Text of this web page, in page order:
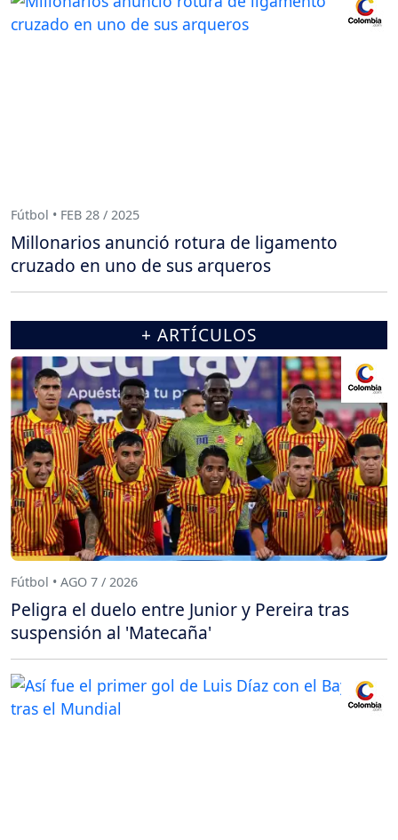
Fútbol • FEB 28 / 2025
Millonarios anunció rotura de ligamento
cruzado en uno de sus arqueros
+ ARTÍCULOS
Fútbol • AGO 7 / 2026
Peligra el duelo entre Junior y Pereira tras
suspensión al 'Matecaña'